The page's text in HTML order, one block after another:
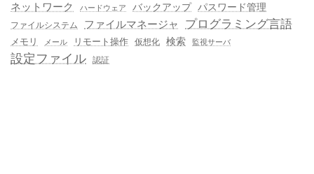
ネットワーク ハードウェア バックアップ パスワード管理
ファイルシステム ファイルマネージャ プログラミング言語
メモリ メール リモート操作 仮想化 検索 監視サーバ
設定ファイル 認証